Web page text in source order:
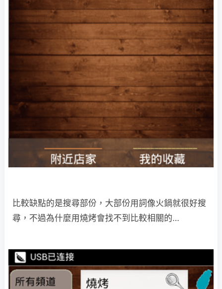
比較缺點的是搜尋部份，大部份用詞像火鍋就很好搜
尋，不過為什麼用燒烤會找不到比較相關的…